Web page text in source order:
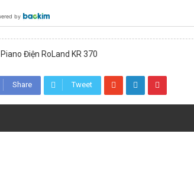
by
Điện RoLand KR 370
Share Tweet